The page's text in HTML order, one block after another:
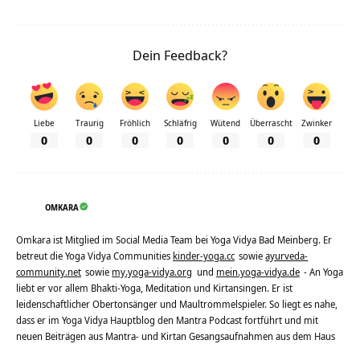
Dein Feedback?
Liebe
0
Traurig
0
Fröhlich
0
Schläfrig
0
Wütend
0
Überrascht
0
Zwinker
0
OMKARA
Omkara ist Mitglied im Social Media Team bei Yoga Vidya Bad Meinberg. Er
betreut die Yoga Vidya Communities kinder-yoga.cc sowieayurveda-
community.net sowie my.yoga-vidya.org und mein.yoga-vidya.de - An Yoga
liebt er vor allem Bhakti-Yoga, Meditation und Kirtansingen. Er ist
leidenschaftlicher Obertonsänger und Maultrommelspieler. So liegt es nahe,
dass er im Yoga Vidya Hauptblog den Mantra Podcast fortführt und mit
neuen Beiträgen aus Mantra- und Kirtan Gesangsaufnahmen aus dem Haus